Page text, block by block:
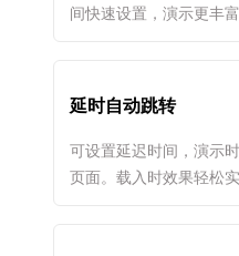
间快速设置，演示更丰富
延时自动跳转
可设置延迟时间，演示
页面。载入时效果轻松实